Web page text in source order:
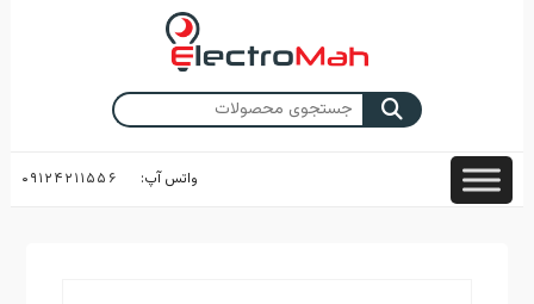
جستجو
برای:
واتس آپ: ۰۹۱۲۴۲۱۱۵۵۶